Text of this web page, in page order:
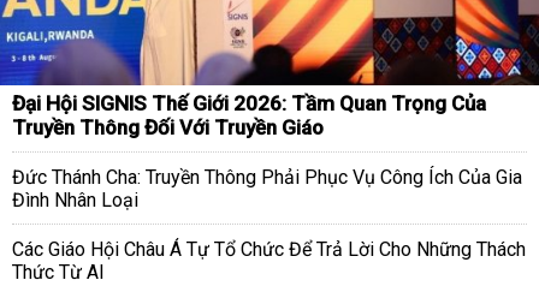
Đại Hội SIGNIS Thế Giới 2026: Tầm Quan Trọng Của
Truyền Thông Đối Với Truyền Giáo
Đức Thánh Cha: Truyền Thông Phải Phục Vụ Công Ích Của Gia
Đình Nhân Loại
Các Giáo Hội Châu Á Tự Tổ Chức Để Trả Lời Cho Những Thách
Thức Từ AI